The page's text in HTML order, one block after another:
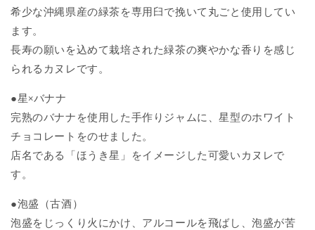
希少な沖縄県産の緑茶を専用臼で挽いて丸ごと使用してい
ます。
長寿の願いを込めて栽培された緑茶の爽やかな香りを感じ
られるカヌレです。
●星×バナナ
完熟のバナナを使用した手作りジャムに、星型のホワイト
チョコレートをのせました。
店名である「ほうき星」をイメージした可愛いカヌレで
す。
●泡盛（古酒）
泡盛をじっくり火にかけ、アルコールを飛ばし、泡盛が苦